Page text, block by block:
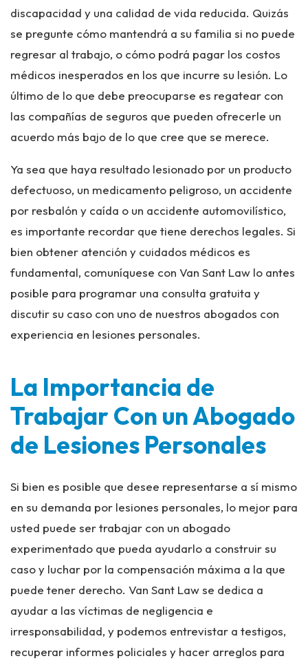
discapacidad y una calidad de vida reducida. Quizás
se pregunte cómo mantendrá a su familia si no puede
regresar al trabajo, o cómo podrá pagar los costos
médicos inesperados en los que incurre su lesión. Lo
último de lo que debe preocuparse es regatear con
las compañías de seguros que pueden ofrecerle un
acuerdo más bajo de lo que cree que se merece.
Ya sea que haya resultado lesionado por un producto
defectuoso, un medicamento peligroso, un accidente
por resbalón y caída o un accidente automovilístico,
es importante recordar que tiene derechos legales. Si
bien obtener atención y cuidados médicos es
fundamental, comuníquese con Van Sant Law lo antes
posible para programar una consulta gratuita y
discutir su caso con uno de nuestros abogados con
experiencia en lesiones personales.
La Importancia de
Trabajar Con un Abogado
de Lesiones Personales
Si bien es posible que desee representarse a sí mismo
en su demanda por lesiones personales, lo mejor para
usted puede ser trabajar con un abogado
experimentado que pueda ayudarlo a construir su
caso y luchar por la compensación máxima a la que
puede tener derecho. Van Sant Law se dedica a
ayudar a las víctimas de negligencia e
irresponsabilidad, y podemos entrevistar a testigos,
recuperar informes policiales y hacer arreglos para